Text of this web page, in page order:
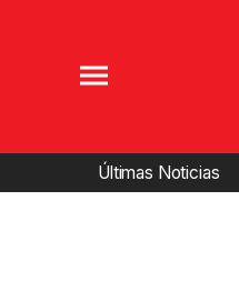
Últimas Noticias